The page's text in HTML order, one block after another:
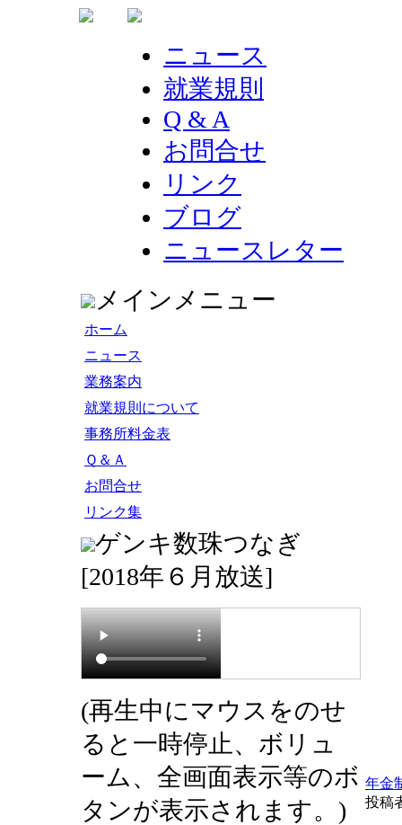
ニュース
就業規則
Q & A
お問合せ
リンク
ブログ
ニュースレター
メインメニュー
ホーム
ニュース
業務案内
就業規則について
事務所料金表
Ｑ＆Ａ
お問合せ
リンク集
ゲンキ数珠つなぎ
[2018年６月放送]
(再生中にマウスをのせ
ると一時停止、ボリュ
ーム、全画面表示等のボ
タンが表示されます。)
年金
投稿